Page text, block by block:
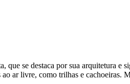
se destaca por sua arquitetura
ar livre, como trilhas e